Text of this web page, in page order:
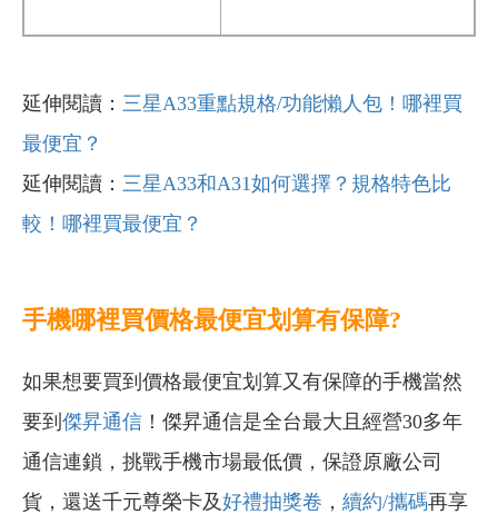
延伸閱讀： 三星A33重點規格/功能懶人包！哪裡買
最便宜？
延伸閱讀： 三星A33和A31如何選擇？規格特色比
較！哪裡買最便宜？
手機哪裡買價格最便宜划算有保障?
如果想要買到價格最便宜划算又有保障的手機當然
要到 傑昇通信 ！傑昇通信是全台最大且經營30多年
通信連鎖，挑戰手機市場最低價，保證原廠公司
貨，還送千元尊榮卡及好禮抽獎卷 ， 續約/攜碼再享